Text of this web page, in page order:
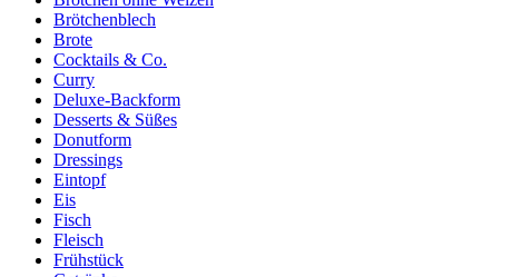
Brötchenblech
Brote
Cocktails & Co.
Curry
Deluxe-Backform
Desserts & Süßes
Donutform
Dressings
Eintopf
Eis
Fisch
Fleisch
Frühstück